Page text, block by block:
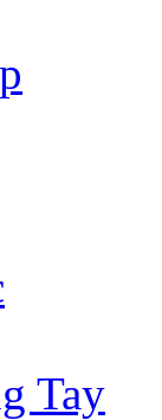
Tay